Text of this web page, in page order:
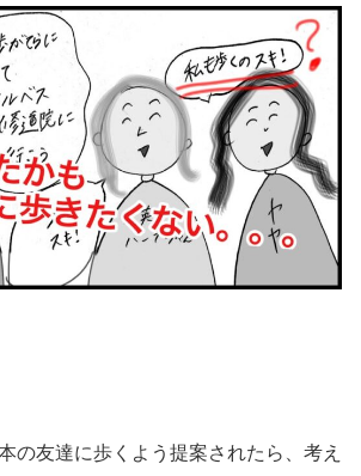
の友達に歩くよう提案されたら、考え